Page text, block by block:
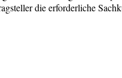
die erforderliche